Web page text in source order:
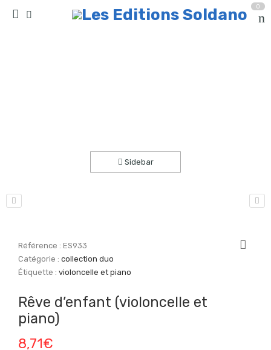
0
Sidebar
Référence :ES933
Catégorie :collection duo
Étiquette :violoncelle et piano
Rêve d’enfant (violoncelle et
piano)
8,71€